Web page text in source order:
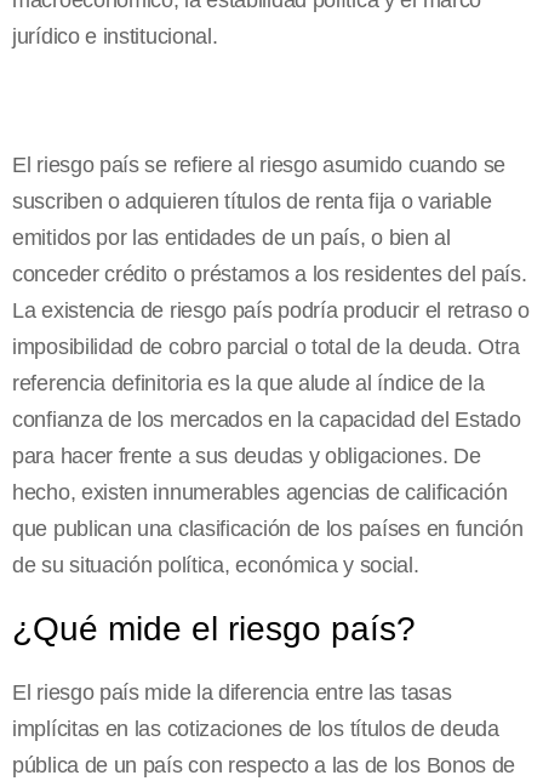
jurídico e institucional.
El riesgo país se refiere al riesgo asumido cuando se
suscriben o adquieren títulos de renta fija o variable
emitidos por las entidades de un país, o bien al
conceder crédito o préstamos a los residentes del país.
La existencia de riesgo país podría producir el retraso o
imposibilidad de cobro parcial o total de la deuda. Otra
referencia definitoria es la que alude al índice de la
confianza de los mercados en la capacidad del Estado
para hacer frente a sus deudas y obligaciones. De
hecho, existen innumerables agencias de calificación
que publican una clasificación de los países en función
de su situación política, económica y social.
¿Qué mide el riesgo país?
El riesgo país mide la diferencia entre las tasas
implícitas en las cotizaciones de los títulos de deuda
pública de un país con respecto a las de los Bonos de